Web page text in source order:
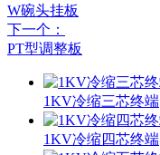
W碗头挂板
下一个：
PT型调整板
1KV冷缩三芯终端
1KV冷缩四芯终端